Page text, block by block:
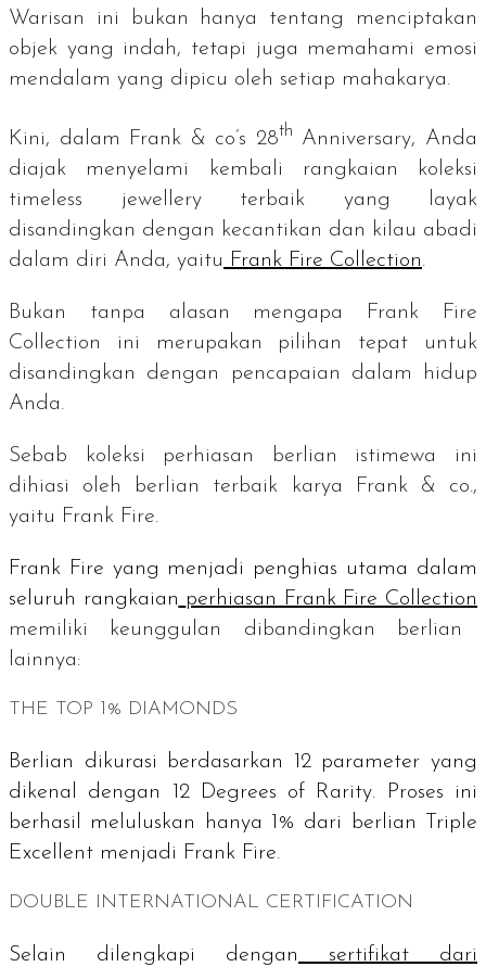
Warisan ini bukan hanya tentang menciptakan
objek yang indah, tetapi juga memahami emosi
mendalam yang dipicu oleh setiap mahakarya.
Kini, dalam Frank & co’s 28th Anniversary, Anda
diajak menyelami kembali rangkaian koleksi
timeless jewelleryterbaik yang layak
disandingkan dengan kecantikan dan kilau abadi
dalam diri Anda, yaitu Frank Fire Collection.
Bukan tanpa alasan mengapa Frank Fire
Collection ini merupakan pilihan tepat untuk
disandingkan dengan pencapaian dalam hidup
Anda.
Sebab koleksi perhiasan berlian istimewa ini
dihiasi oleh berlian terbaik karya Frank & co.,
yaitu Frank Fire.
Frank Fire yang menjadi penghias utama dalam
seluruh rangkaian perhiasan Frank Fire Collection
memiliki keunggulan dibandingkan berlian
lainnya:
THE TOP 1% DIAMONDS
Berlian dikurasi berdasarkan 12 parameter yang
dikenal dengan
12 Degrees of Rarity. Proses ini
berhasil meluluskan hanya 1% dari berlian
Triple
Excellent menjadi Frank Fire.
DOUBLE INTERNATIONAL CERTIFICATION
Selain dilengkapi dengan
sertifikat dari